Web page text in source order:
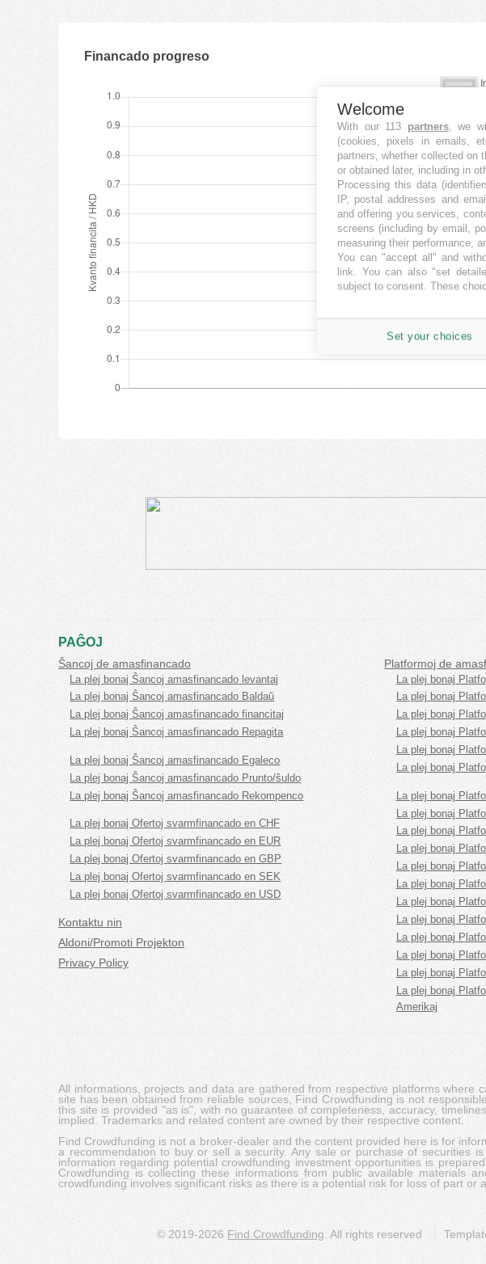
Financado progreso
PAĜOJ
Ŝancoj de amasfinancado
La plej bonaj Ŝancoj amasfinancado levantaj
La plej bonaj Ŝancoj amasfinancado Baldaŭ
La plej bonaj Ŝancoj amasfinancado financitaj
La plej bonaj Ŝancoj amasfinancado Repagita
La plej bonaj Ŝancoj amasfinancado Egaleco
La plej bonaj Ŝancoj amasfinancado Prunto/ŝuldo
La plej bonaj Ŝancoj amasfinancado Rekompenco
La plej bonaj Ofertoj svarmfinancado en CHF
La plej bonaj Ofertoj svarmfinancado en EUR
La plej bonaj Ofertoj svarmfinancado en GBP
La plej bonaj Ofertoj svarmfinancado en SEK
La plej bonaj Ofertoj svarmfinancado en USD
Kontaktu nin
Aldoni/Promoti Projekton
Privacy Policy
Platformoj de
La plej bonaj
La plej bonaj
La plej bonaj
La plej bonaj
La plej bonaj
La plej bonaj
La plej bonaj
La plej bonaj
La plej bonaj
La plej bonaj
La plej bonaj
La plej bonaj
La plej bonaj
La plej bonaj
La plej bonaj
La plej bonaj
La plej bonaj
La plej bonaj
Amerikaj
All informations, projects and data are gathered from respective platforms
site has been obtained from reliable sources, Find Crowdfunding is not
this site is provided "as is", with no guarantee of completeness, accuracy,
implied. Trademarks and related content are owned by their respective content.
Find Crowdfunding is not a broker-dealer and the content provided here is for
a recommendation to buy or sell a security. Any sale or purchase of securities
information regarding potential crowdfunding investment opportunities is
Crowdfunding is collecting these informations from public available materials
crowdfunding involves significant risks as there is a potential risk for loss of part or
© 2019-2026 Find Crowdfunding . All rights reserved
Welcome
With our 113 partners, we
(cookies, pixels in emails,
partners, whether collected on
or obtained later, including in
Processing this data
IP, postal addresses and
and offering you services,
screens (including by email,
measuring their performance,
You can "accept all" and
link. You can also "set
subject to consent. These
Set your choices